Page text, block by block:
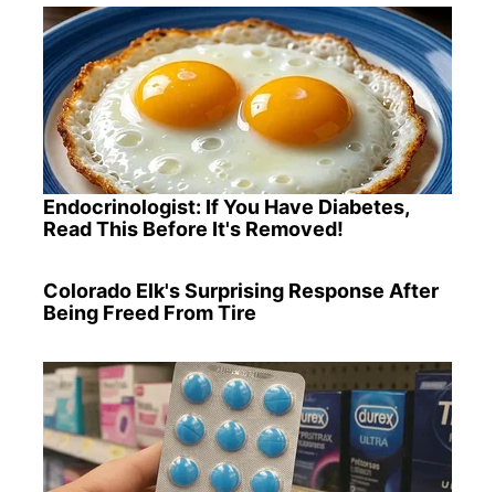
Endocrinologist: If You Have Diabetes,
Read This Before It's Removed!
Colorado Elk's Surprising Response After
Being Freed From Tire